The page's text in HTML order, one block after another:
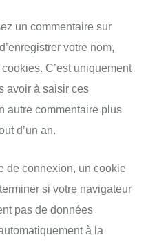
un commentaire sur
votre nom,
C’est uniquement
avoir à saisir ces
autre commentaire plus
d’un an.
de connexion, un cookie
si votre navigateur
pas de données
à la